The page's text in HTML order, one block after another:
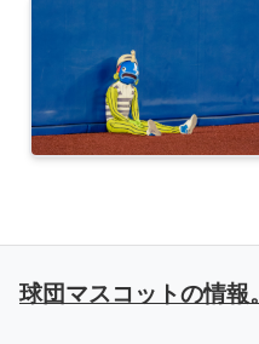
球団マスコットの情報。